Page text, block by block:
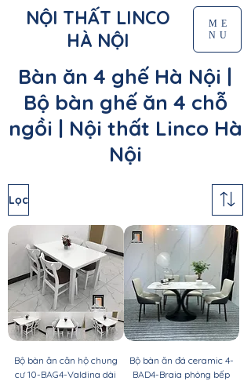
NỘI THẤT LINCO
HÀ NỘI
ME
NU
Bàn ăn 4 ghế Hà Nội |
Bộ bàn ghế ăn 4 chỗ
ngồi | Nội thất Linco Hà
Nội
Lọc
Bộ bàn ăn căn hộ chung
cư 10-BAG4-Valdina dài
Bộ bàn ăn đá ceramic 4-
BAD4-Braia phòng bếp